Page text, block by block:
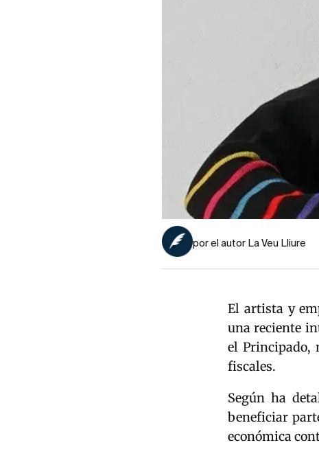
por el autor La Veu Lliure
El artista y
una reciente
el Principado,
fiscales.
Según ha
beneficiar
económica